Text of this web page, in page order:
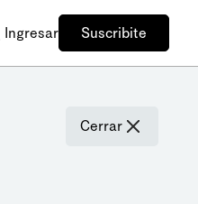
Ingresar Suscribite
Cerrar